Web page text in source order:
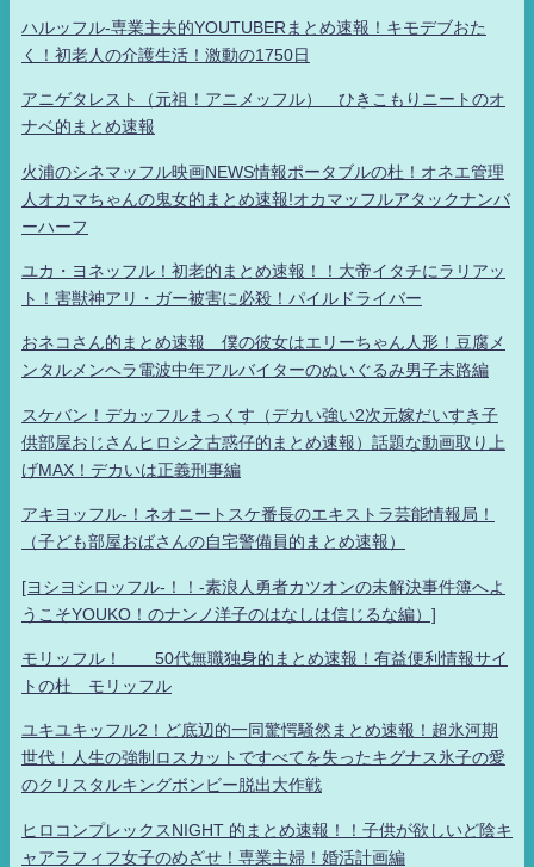
ハルッフル-専業主夫的YOUTUBERまとめ速報！キモデブおた
く！初老人の介護生活！激動の1750日
アニゲタレスト（元祖！アニメッフル） ひきこもりニートのオ
ナベ的まとめ速報
火浦のシネマッフル映画NEWS情報ポータブルの杜！オネエ管理
人オカマちゃんの鬼女的まとめ速報!オカマッフルアタックナンバ
ーハーフ
ユカ・ヨネッフル！初老的まとめ速報！！大帝イタチにラリアッ
ト！害獣神アリ・ガー被害に必殺！パイルドライバー
おネコさん的まとめ速報 僕の彼女はエリーちゃん人形！豆腐メ
ンタルメンヘラ電波中年アルバイターのぬいぐるみ男子末路編
スケバン！デカッフルまっくす（デカい強い2次元嫁だいすき子
供部屋おじさんヒロシ之古惑仔的まとめ速報）話題な動画取り上
げMAX！デカいは正義刑事編
アキヨッフル-！ネオニートスケ番長のエキストラ芸能情報局！
（子ども部屋おばさんの自宅警備員的まとめ速報）
[ヨシヨシロッフル-！！-素浪人勇者カツオンの未解決事件簿へよ
うこそYOUKO！のナンノ洋子のはなしは信じるな編）]
モリッフル！ 50代無職独身的まとめ速報！有益便利情報サイ
トの杜 モリッフル
ユキユキッフル2！ど底辺的一同驚愕騒然まとめ速報！超氷河期
世代！人生の強制ロスカットですべてを失ったキグナス氷子の愛
のクリスタルキングボンビー脱出大作戦
ヒロコンプレックスNIGHT 的まとめ速報！！子供が欲しいど陰キ
ャアラフィフ女子のめざせ！専業主婦！婚活計画編